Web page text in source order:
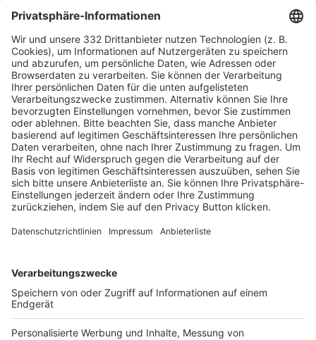
HÄUFIG BESUCHTE SEITEN
Pässe und Vereinswechsel
Trainerausbildung
Schulungsangebot Vereinsmitarbeiter
BFV-Geschäftsstellen
Trainerbörse
Login SpielPlus
FOLGE DEM BFV
TOP-VEREINE